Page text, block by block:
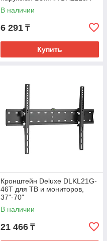
В наличии
6 291 ₸
Купить
Кронштейн Deluxe DLKL21G-
46T для ТВ и мониторов,
37"-70"
В наличии
21 466 ₸